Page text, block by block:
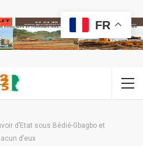
d’Etat sous Bédié-Gbagbo et
d’eux
FR